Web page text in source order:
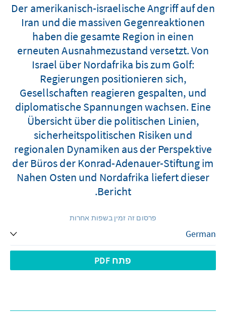
Der amerikanisch-israelische Angriff auf den
Iran und die massiven Gegenreaktionen
haben die gesamte Region in einen
erneuten Ausnahmezustand versetzt. Von
Israel über Nordafrika bis zum Golf:
Regierungen positionieren sich,
Gesellschaften reagieren gespalten, und
diplomatische Spannungen wachsen. Eine
Übersicht über die politischen Linien,
sicherheitspolitischen Risiken und
regionalen Dynamiken aus der Perspektive
der Büros der Konrad-Adenauer-Stiftung im
Nahen Osten und Nordafrika liefert dieser
Bericht.
פרסום זה זמין בשפות אחרות
פתח PDF